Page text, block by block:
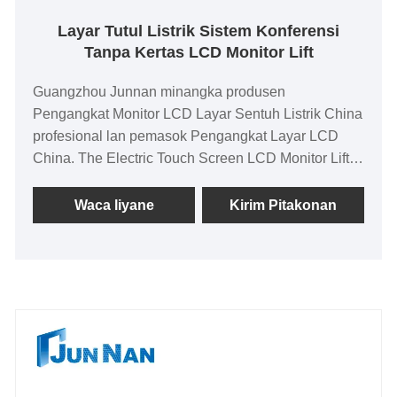
Layar Tutul Listrik Sistem Konferensi
Tanpa Kertas LCD Monitor Lift
Guangzhou Junnan minangka produsen
Pengangkat Monitor LCD Layar Sentuh Listrik China
profesional lan pemasok Pengangkat Layar LCD
China. The Electric Touch Screen LCD Monitor Lifter
senior, fungsi tutul kinerja dhuwur sing dibangun,
bisa dikonfigurasi nganggo mikropon, siji tombol
Waca liyane Kirim Pitakonan